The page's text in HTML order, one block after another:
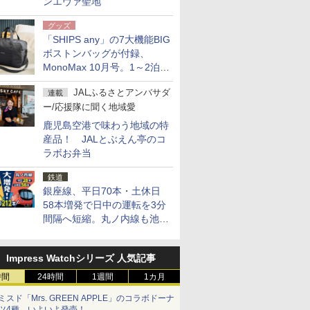
グッズ
「SHIPS any」の7大機能BIG
ボストンバッグが付録、
MonoMax 10月号。1～2泊の
荷物、キャリーオンも可能
連載
JALふるさとアンバサダ
ー/応援隊に聞く地域愛
鹿児島空港で味わう地域の特
産品！ JALとぶえん亭のコ
ラボお弁当
鉄道
銀座線、平日70本・土休日
58本増発で日中の運転を3分
間隔へ短縮。丸ノ内線も池袋
Impress Watchシリーズ 人気記事
24時間 1週間 1カ月
スド「Mrs. GREEN APPLE」のコラボドーナ